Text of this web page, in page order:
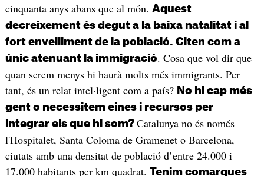
cinquanta anys abans que al món. Aquest
decreixement és degut a la baixa natalitat i al
fort envelliment de la població. Citen com a
únic atenuant la immigració. Cosa que vol dir que
quan serem menys hi haurà molts més immigrants. Per
tant, és un relat intel·ligent com a país? No hi cap més
gent o necessitem eines i recursos per
integrar els que hi som? Catalunya no és només
l'Hospitalet, Santa Coloma de Gramenet o Barcelona,
ciutats amb una densitat de població d’entre 24.000 i
17.000 habitants per km quadrat. Tenim comarques